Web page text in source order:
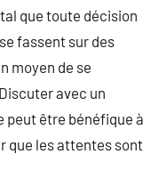
que toute décision
fassent sur des
moyen de se
avec un
peut être bénéfique à
que les attentes sont